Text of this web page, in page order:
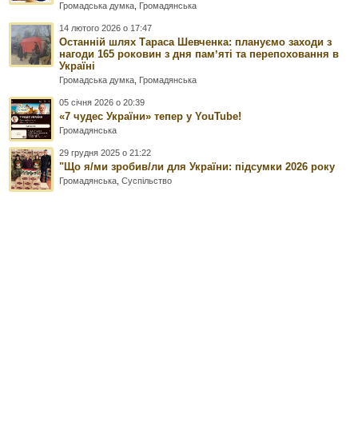
Громадська думка, Громадянська
14 лютого 2026 о 17:47
Останній шлях Тараса Шевченка: плануємо заходи з
нагоди 165 роковин з дня памʼяті та перепоховання в
Україні
Громадська думка, Громадянська
05 січня 2026 о 20:39
«7 чудес України» тепер у YouTube!
Громадянська
29 грудня 2025 о 21:22
"Що я/ми зробив/ли для України: підсумки 2026 року
Громадянська,Суспільство